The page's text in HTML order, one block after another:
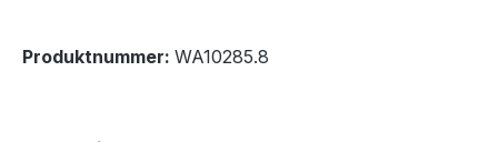
Produktnummer: WA10285.8